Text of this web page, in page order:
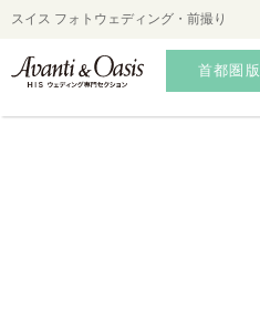
スイス フォトウェディング・前撮り
首都圏版